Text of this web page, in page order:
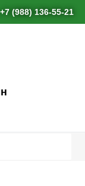
+7 (988) 136-55-21